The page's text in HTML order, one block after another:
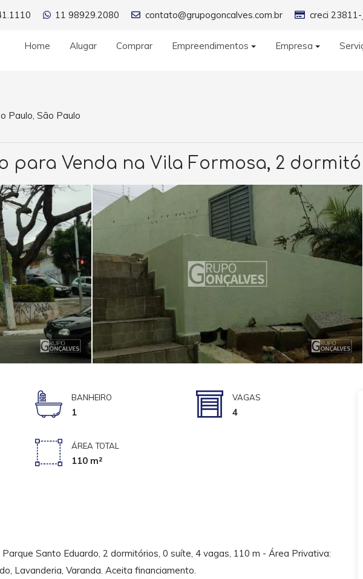
11 98929.2080 contato@grupogoncalves.com.br creci 23811-
Home Alugar Comprar Empreendimentos Empresa
Paulo, São Paulo
para Venda na Vila Formosa, 2
BANHEIRO
1
VAGAS
4
ÁREA TOTAL
110 m²
Santo Eduardo, 2 dormitórios, 0 suíte, 4 vagas, 110 m - Área Privativa:
Lavanderia, Varanda. Aceita financiamento.